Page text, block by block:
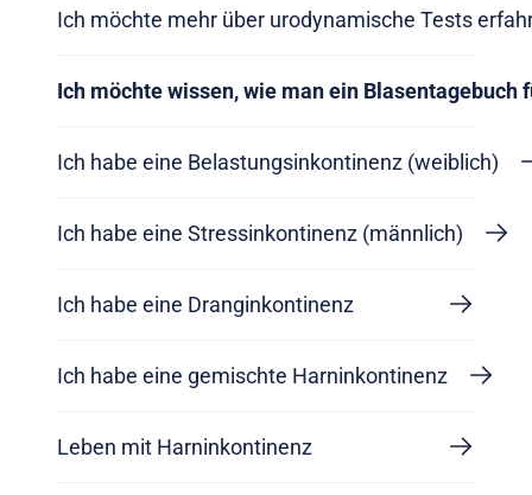
Ich möchte mehr über urodynamische Tests
Ich möchte wissen, wie man ein Blasentagebuch
Ich habe eine Belastungsinkontinenz (weiblich)
Ich habe eine Stressinkontinenz (männlich)
Ich habe eine Dranginkontinenz
Ich habe eine gemischte Harninkontinenz
Leben mit Harninkontinenz